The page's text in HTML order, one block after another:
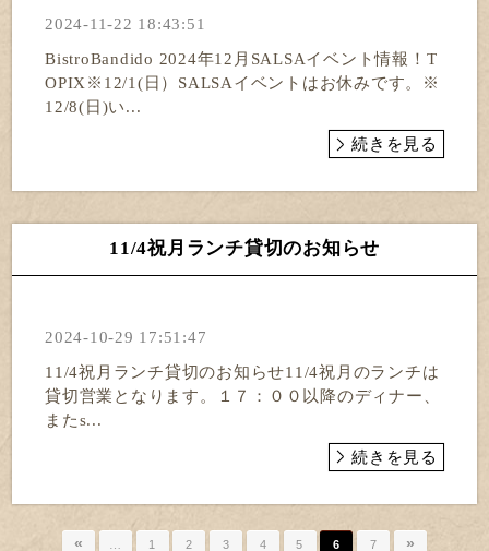
2024-11-22 18:43:51
BistroBandido 2024年12月SALSAイベント情報！T
OPIX※12/1(日）SALSAイベントはお休みです。※
12/8(日)い...
続きを見る
11/4祝月ランチ貸切のお知らせ
2024-10-29 17:51:47
11/4祝月ランチ貸切のお知らせ11/4祝月のランチは
貸切営業となります。１７：００以降のディナー、
またs...
続きを見る
« 1 2 3 4 5 6 7 »